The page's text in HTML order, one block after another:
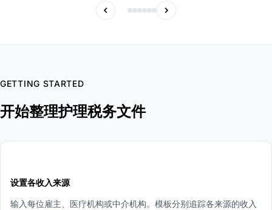
GETTING STARTED
开始整理护理税务文件
设置各收入来源
输入每位雇主、医疗机构或中介机构。模板分别追踪各来源的收入